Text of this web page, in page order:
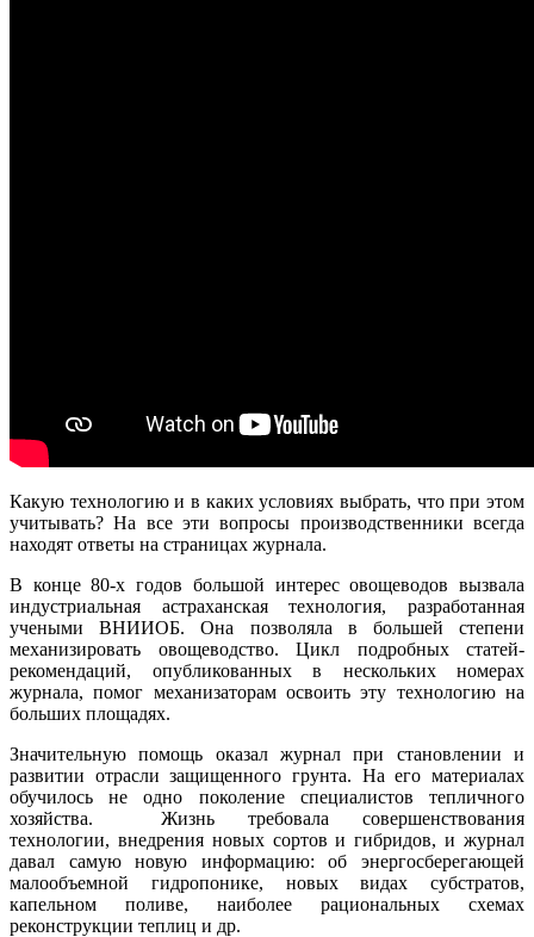
Какую технологию и в каких условиях выбрать, что при этом
учитывать? На все эти вопросы производственники всегда
находят ответы на страницах журнала.
В конце 80-х годов большой интерес овощеводов вызвала
индустриальная астраханская технология, разработанная
учеными ВНИИОБ. Она позволяла в большей степени
механизировать овощеводство. Цикл подробных статей-
рекомендаций, опубликованных в нескольких номерах
журнала, помог механизаторам освоить эту технологию на
больших площадях.
Значительную помощь оказал журнал при становлении и
развитии отрасли защищенного грунта. На его материалах
обучилось не одно поколение специалистов тепличного
хозяйства. Жизнь требовала совершенствования
технологии, внедрения новых сортов и гибридов, и журнал
давал самую новую информацию: об энергосберегающей
малообъемной гидропонике, новых видах субстратов,
капельном поливе, наиболее рациональных схемах
реконструкции теплиц и др.